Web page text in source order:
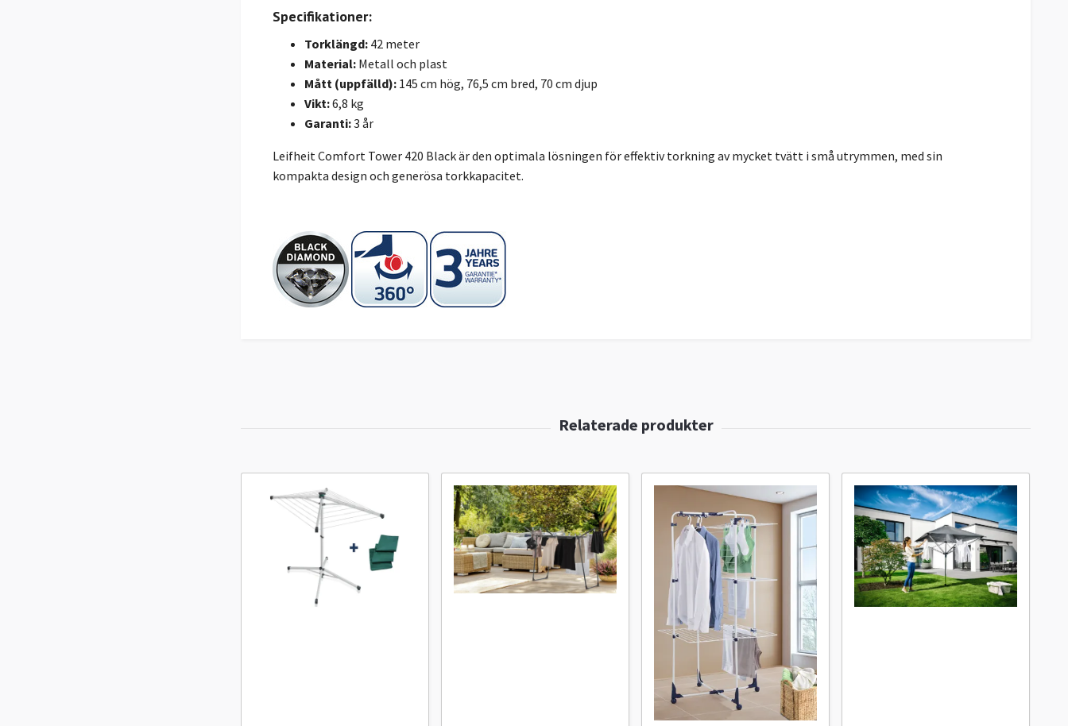
Specifikationer:
Torklängd: 42 meter
Material: Metall och plast
Mått (uppfälld): 145 cm hög, 76,5 cm bred, 70 cm djup
Vikt:6,8 kg
Garanti:3 år
Leifheit Comfort Tower 420 Black är den optimala lösningen för effektiv torkning av mycket tvätt i små utrymmen, med sin
kompakta design och generösa torkkapacitet.